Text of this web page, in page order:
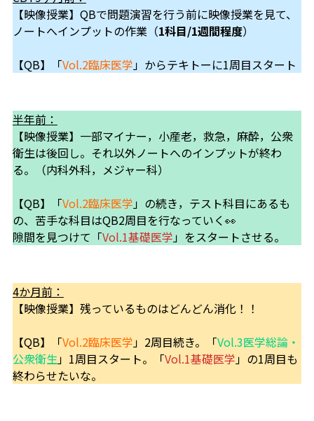
【映像授業】QBで問題演習を行う前に映像授業を見て、
ノートへインプットの作業（1科目/1週間程度）
【QB】「Vol.2臨床医学」からテキトーに1周目スタート
半年前：
【映像授業】一部マイナー，小産老，救急，麻酔，公衆
衛生は後回し。それ以外ノートへのインプットが終わ
る。（内科外科，メジャー科）
【QB】「Vol.2臨床医学」の続き，テスト科目にあるも
の、苦手な科目はQB2周目を行なっていく👀
隙間を見つけて「Vol.1基礎医学」をスタートさせる。
4か月前：
【映像授業】残っているものはどんどん消化！！
【QB】「Vol.2臨床医学」2周目続き。「Vol.3医学総論・
公衆衛生」1周目スタート。「Vol.1基礎医学」の1周目も
終わらせたいな。